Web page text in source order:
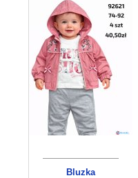
Bluzka
Spodnie